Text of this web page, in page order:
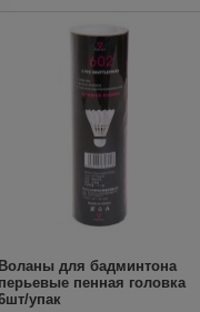
Воланы для бадминтона
перьевые пенная головка
упак